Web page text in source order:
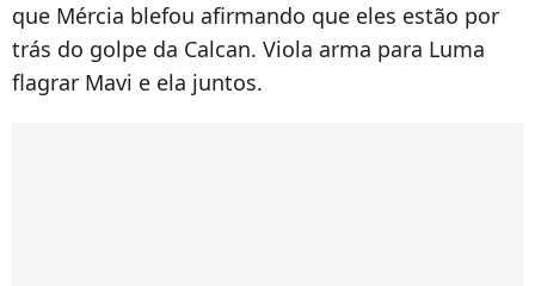
que Mércia blefou afirmando que eles estão por
trás do golpe da Calcan. Viola arma para Luma
flagrar Mavi e ela juntos.